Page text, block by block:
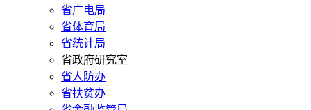
省广电局
省体育局
省统计局
省政府研究室
省人防办
省扶贫办